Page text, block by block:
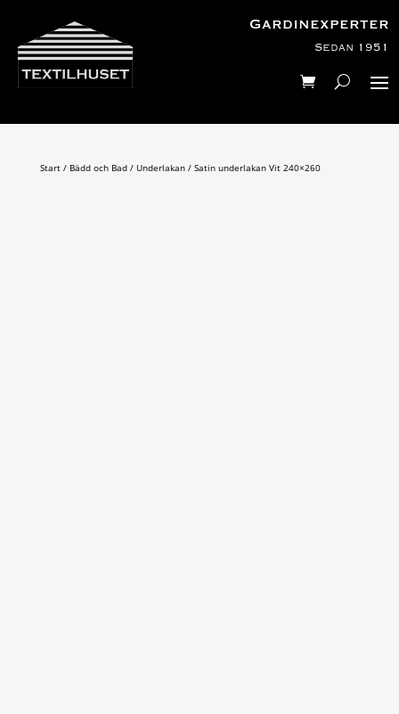
Gardinexperter
Sedan 1951
Start/ Bädd och Bad/ Underlakan/ Satin underlakan Vit 240×260